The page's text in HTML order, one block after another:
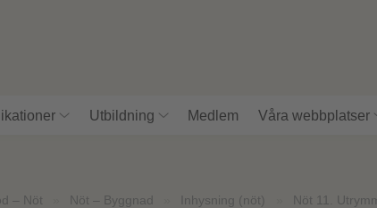
Utbildning Medlem Våra webbplatser
– Nöt Nöt – Byggnad Inhysning (nöt)
Nöt 11.